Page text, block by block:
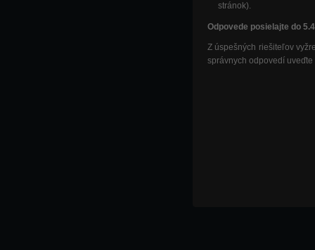
stránok).
Odpovede posielajte do
Z úspešných riešiteľov
správnych odpovedí